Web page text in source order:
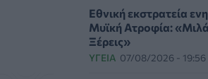
Εθνική εκστρατεία
Μυϊκή Ατροφία:
Ξέρεις»
ΥΓΕΊΑ 07/08/2026 - 19:56